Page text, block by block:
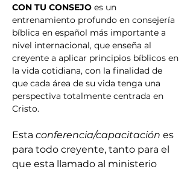
CON TU CONSEJO es un
entrenamiento profundo en consejería
bíblica en español más importante a
nivel internacional, que enseña al
creyente a aplicar principios bíblicos en
la vida cotidiana, con la finalidad de
que cada área de su vida tenga una
perspectiva totalmente centrada en
Cristo.
Esta conferencia/capacitación es
para todo creyente, tanto para el
que esta llamado al ministerio